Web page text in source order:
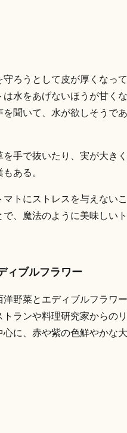
ろうとして皮が厚くなっ
水をあげないほうが甘く
聞いて、水が欲しそうで
手で抜いたり、実が大き
ある。
トにストレスを与えない
、魔法のように美味しい
ィブルフラワー
野菜とエディブルフラワ
ランや料理研究家からの
に、赤や紫の色鮮やかな